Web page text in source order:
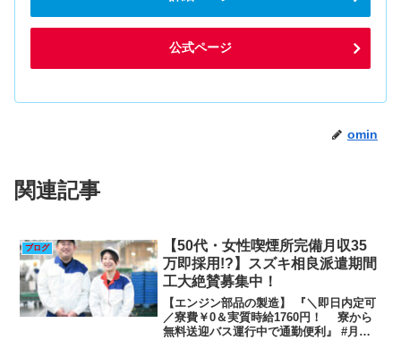
公式ページ
omin
関連記事
ブログ
【50代・女性喫煙所完備月収35
万即採用!?】スズキ相良派遣期間
工大絶賛募集中！
【エンジン部品の製造】 『＼即日内定可
／寮費￥0＆実質時給1760円！ 寮から
無料送迎バス運行中で通勤便利』 #月収